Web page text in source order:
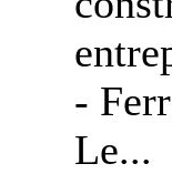
-
Le...